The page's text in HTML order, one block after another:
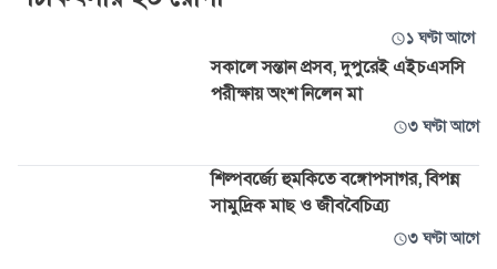
১ ঘণ্টা আগে
সকালে সন্তান প্রসব, দুপুরেই এইচএসসি
পরীক্ষায় অংশ নিলেন মা
৩ ঘণ্টা আগে
শিল্পবর্জ্যে হুমকিতে বঙ্গোপসাগর, বিপন্ন
সামুদ্রিক মাছ ও জীববৈচিত্র্য
৩ ঘণ্টা আগে